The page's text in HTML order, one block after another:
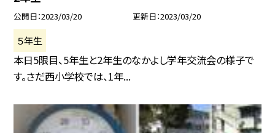
公開日 2023/03/20 更新日 2023/03/20
５年生
本日5限目、5年生と2年生のなかよし学年交流会の様子で
す。さだ西小学校では、1年...